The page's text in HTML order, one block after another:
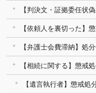
【判決文・証拠委任状
【依頼人を裏切った】
【弁護士会費滞納】処分
【相続に関する】懲戒
【遺言執行者】懲戒処